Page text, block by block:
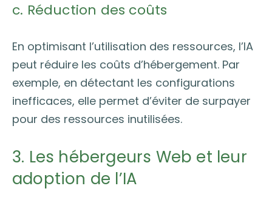
c. Réduction des coûts
En optimisant l’utilisation des ressources, l’IA
peut réduire les coûts d’hébergement. Par
exemple, en détectant les configurations
inefficaces, elle permet d’éviter de surpayer
pour des ressources inutilisées.
3. Les hébergeurs Web et leur
adoption de l’IA